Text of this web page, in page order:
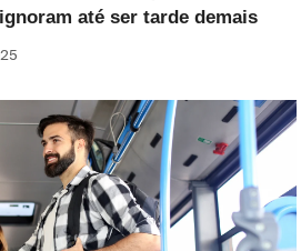
até ser tarde demais